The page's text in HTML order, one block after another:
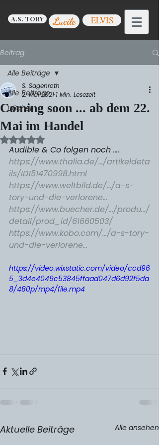
A.S. TORY Lucile ELVIS
Beitrag
Alle Beiträge
Bücher
Alle Beiträge
Coming soon ... ab dem 22.
Mai im Handel
S. Sagenroth
2. Mai 2021 1 Min. Lesezeit
Mit NaN von 5 Sternen bewertet.
Audible & Co folgen noch ....
https://www.thalia.de/.../artikeldeta
ils/ID151470998.html
https://www.weltbild.de/.../a-s-
tory-und-die-verlorene...
https://www.buecher.de/.../produ.../
detail/prod_id/61660503/
https://www.kobo.com/.../a-s-tory-
und-die-verlorene...
https://video.wixstatic.com/video/ccd96
5_3d4e4049c53845ffaad047d6d92f5da
8/480p/mp4/file.mp4
Aktuelle Beiträge Alle ansehen